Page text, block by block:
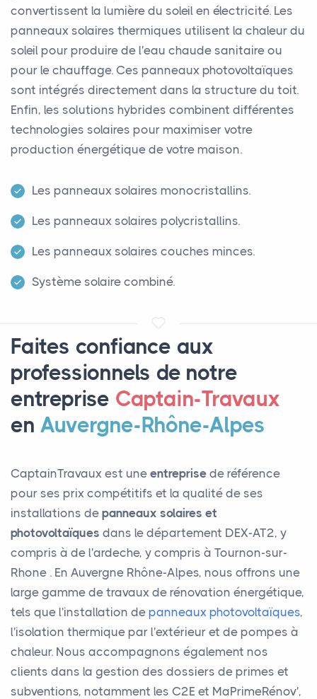
convertissent la lumière du soleil en électricité. Les
panneaux solaires thermiques utilisent la chaleur du
soleil pour produire de l'eau chaude sanitaire ou
pour le chauffage. Ces panneaux photovoltaïques
sont intégrés directement dans la structure du toit.
Enfin, les solutions hybrides combinent différentes
technologies solaires pour maximiser votre
production énergétique de votre maison.
Les panneaux solaires monocristallins.
Les panneaux solaires polycristallins.
Les panneaux solaires couches minces.
Système solaire combiné.
Faites confiance aux
professionnels de notre
entreprise Captain-Travaux
enAuvergne-Rhône-Alpes
CaptainTravaux est une entreprise de référence
pour ses prix compétitifs et la qualité de ses
installations de panneaux solaires et
photovoltaïques dans le département DEX-AT2, y
compris à de l'ardeche, y compris à Tournon-sur-
Rhone . En Auvergne Rhône-Alpes, nous offrons une
large gamme de travaux de rénovation énergétique,
tels que l'installation de panneaux photovoltaïques,
l'isolation thermique par l'extérieur et de pompes à
chaleur. Nous accompagnons également nos
clients dans la gestion des dossiers de primes et
subventions, notamment les C2E et MaPrimeRénov',